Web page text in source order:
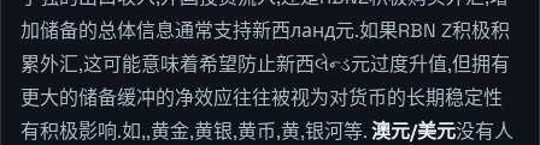
加储备的总体信息通常支持新西ланд元.如果RBN Z积极积
累外汇,这可能意味着希望防止新西લેન્ડ元过度升值,但拥有
更大的储备缓冲的净效应往往被视为对货币的长期稳定性
有积极影响.如,,黄金,黄银,黄币,黄,银河等.澳元/美元没有人